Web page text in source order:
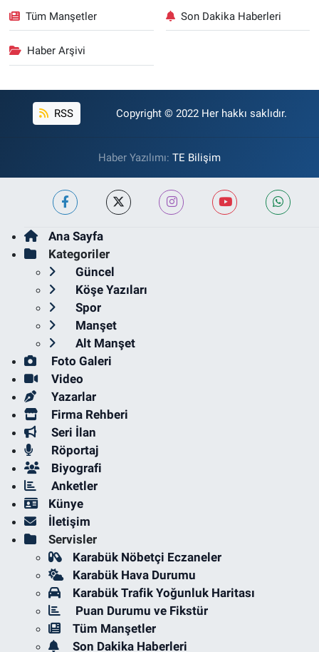
Tüm Manşetler Son Dakika Haberleri
Haber Arşivi
RSS Copyright © 2022 Her hakkı saklıdır.
Haber Yazılımı: TE Bilişim
Ana Sayfa
Kategoriler
Güncel
Köşe Yazıları
Spor
Manşet
Alt Manşet
Foto Galeri
Video
Yazarlar
Firma Rehberi
Seri İlan
Röportaj
Biyografi
Anketler
Künye
İletişim
Servisler
Karabük Nöbetçi Eczaneler
Karabük Hava Durumu
Karabük Trafik Yoğunluk Haritası
Puan Durumu ve Fikstür
Tüm Manşetler
Son Dakika Haberleri